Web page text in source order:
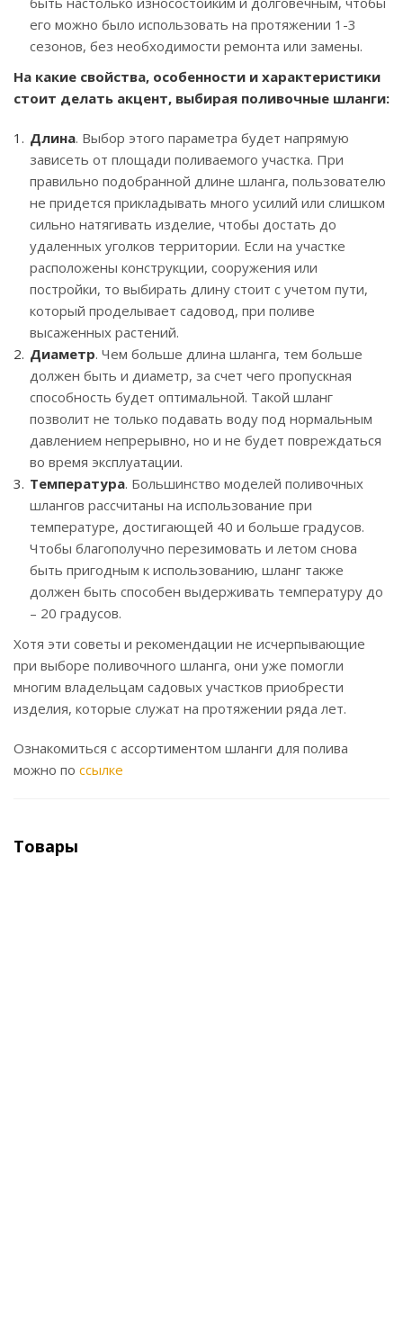
его можно было использовать на протяжении 1-3
сезонов, без необходимости ремонта или замены.
На какие свойства, особенности и характеристики
стоит делать акцент, выбирая поливочные шланги:
Длина. Выбор этого параметра будет напрямую
зависеть от площади поливаемого участка. При
правильно подобранной длине шланга, пользователю
не придется прикладывать много усилий или слишком
сильно натягивать изделие, чтобы достать до
удаленных уголков территории. Если на участке
расположены конструкции, сооружения или
постройки, то выбирать длину стоит с учетом пути,
который проделывает садовод, при поливе
высаженных растений.
Диаметр. Чем больше длина шланга, тем больше
должен быть и диаметр, за счет чего пропускная
способность будет оптимальной. Такой шланг
позволит не только подавать воду под нормальным
давлением непрерывно, но и не будет повреждаться
во время эксплуатации.
Температура. Большинство моделей поливочных
шлангов рассчитаны на использование при
температуре, достигающей 40 и больше градусов.
Чтобы благополучно перезимовать и летом снова
быть пригодным к использованию, шланг также
должен быть способен выдерживать температуру до
– 20 градусов.
Хотя эти советы и рекомендации не исчерпывающие
при выборе поливочного шланга, они уже помогли
многим владельцам садовых участков приобрести
изделия, которые служат на протяжении ряда лет.
Ознакомиться с ассортиментом шланги для полива
можно по ссылке
Товары